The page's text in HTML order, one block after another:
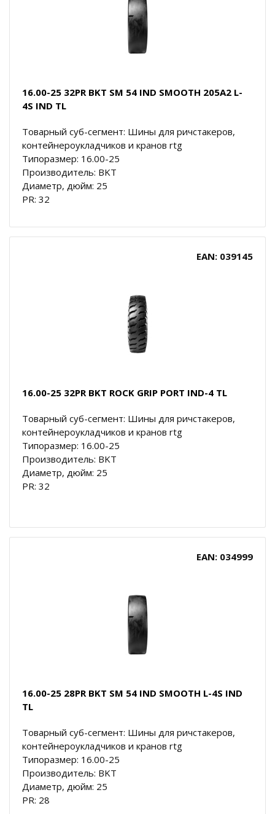
16.00-25 32PR BKT SM 54 IND SMOOTH 205A2 L-
4S IND TL
Товарный суб-сегмент: Шины для ричстакеров,
контейнероукладчиков и кранов rtg
Типоразмер: 16.00-25
Производитель: BKT
Диаметр, дюйм: 25
PR: 32
EAN: 039145
16.00-25 32PR BKT ROCK GRIP PORT IND-4 TL
Товарный суб-сегмент: Шины для ричстакеров,
контейнероукладчиков и кранов rtg
Типоразмер: 16.00-25
Производитель: BKT
Диаметр, дюйм: 25
PR: 32
EAN: 034999
16.00-25 28PR BKT SM 54 IND SMOOTH L-4S IND
TL
Товарный суб-сегмент: Шины для ричстакеров,
контейнероукладчиков и кранов rtg
Типоразмер: 16.00-25
Производитель: BKT
Диаметр, дюйм: 25
PR: 28